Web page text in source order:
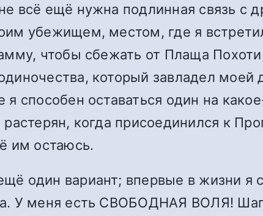
всё ещё нужна подлинная связь
убежищем, местом, где я
чтобы сбежать от Плаща
который завладел
я способен оставаться один на
когда присоединился к
им остаюсь.
один вариант; впервые в жизни я
У меня есть СВОБОДНАЯ ВОЛЯ!